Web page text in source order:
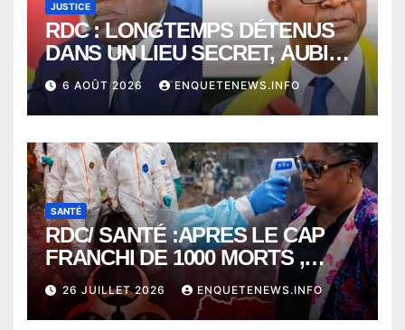
JUSTICE
RDC : LONGTEMPS DÉTENUS
DANS UN LIEU SECRET, AUBIN
MINAKU ET EMMANUEL
SHADARY TRANSFÉRÉS À
L’AUDITORAT MILITAIRE
6 AOÛT 2026 ENQUETENEWS.INFO
SANTÉ
RDC/ SANTÉ :APRES LE CAP
FRANCHI DE 1000 MORTS ,
EBOLA BAT SON RECORD AVEC
PLUS DE 400 DÉCÈS EN
26 JUILLET 2026 ENQUETENEWS.INFO